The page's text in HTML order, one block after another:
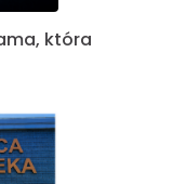
która